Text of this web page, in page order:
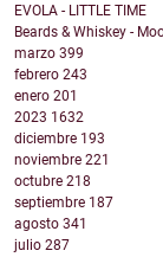
EVOLA - LITTLE TIME
Beards & Whiskey -
marzo 399
febrero 243
enero 201
2023 1632
diciembre 193
noviembre 221
octubre 218
septiembre 187
agosto 341
julio 287